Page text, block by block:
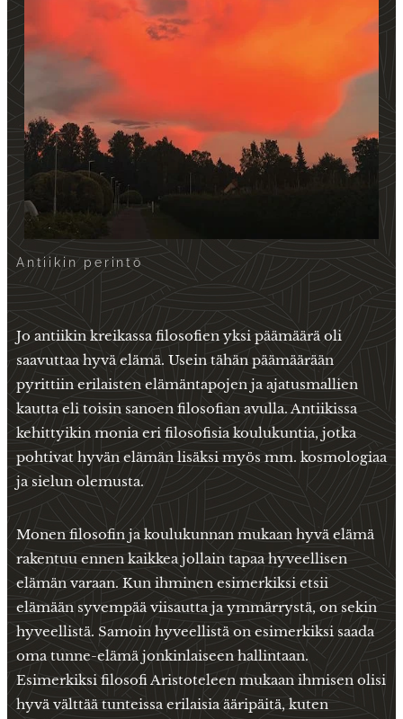
Antiikin perintö
Jo antiikin kreikassa filosofien yksi päämäärä oli
saavuttaa hyvä elämä. Usein tähän päämäärään
pyrittiin erilaisten elämäntapojen ja ajatusmallien
kautta eli toisin sanoen filosofian avulla. Antiikissa
kehittyikin monia eri filosofisia koulukuntia, jotka
pohtivat hyvän elämän lisäksi myös mm. kosmologiaa
ja sielun olemusta.
Monen filosofin ja koulukunnan mukaan hyvä elämä
rakentuu ennen kaikkea jollain tapaa hyveellisen
elämän varaan. Kun ihminen esimerkiksi etsii
elämään syvempää viisautta ja ymmärrystä, on sekin
hyveellistä. Samoin hyveellistä on esimerkiksi saada
oma tunne-elämä jonkinlaiseen hallintaan.
Esimerkiksi filosofi Aristoteleen mukaan ihmisen olisi
hyvä välttää tunteissa erilaisia ääripäitä, kuten